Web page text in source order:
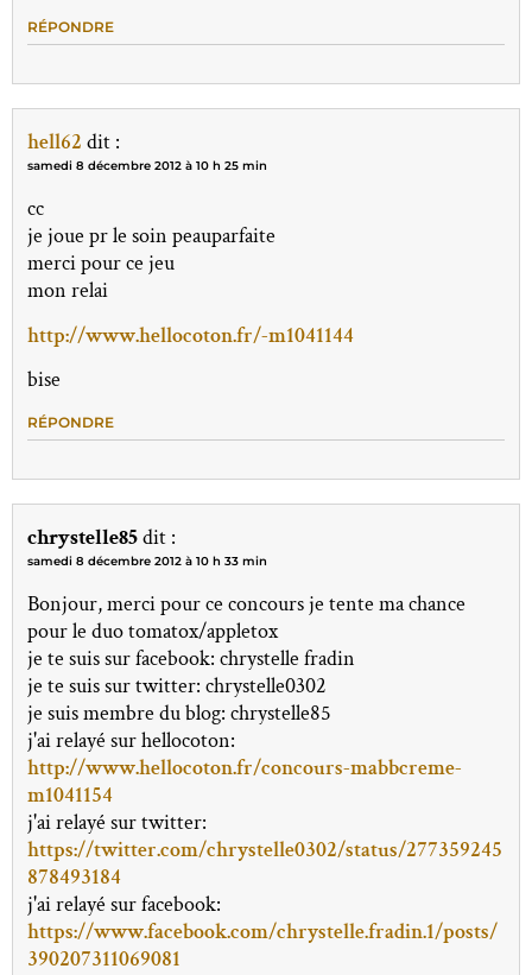
RÉPONDRE
hell62 dit :
samedi 8 décembre 2012 à 10 h 25 min
cc
je joue pr le soin peauparfaite
merci pour ce jeu
mon relai
http://www.hellocoton.fr/-m1041144
bise
RÉPONDRE
chrystelle85dit :
samedi 8 décembre 2012 à 10 h 33 min
Bonjour, merci pour ce concours je tente ma chance
pour le duo tomatox/appletox
je te suis sur facebook: chrystelle fradin
je te suis sur twitter: chrystelle0302
je suis membre du blog: chrystelle85
j'ai relayé sur hellocoton:
http://www.hellocoton.fr/concours-mabbcreme-
m1041154
j'ai relayé sur twitter:
https://twitter.com/chrystelle0302/status/277359245
878493184
j'ai relayé sur facebook:
https://www.facebook.com/chrystelle.fradin.1/posts/
390207311069081